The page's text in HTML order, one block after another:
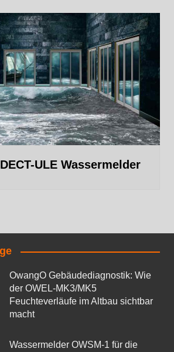
ULE Wassermelder
OwangO Gebäudediagnostik: Wie
der OWEL‑MK3/MK5
Feuchteverläufe im Altbau sichtbar
macht
Wassermelder OWSM‑1 für die